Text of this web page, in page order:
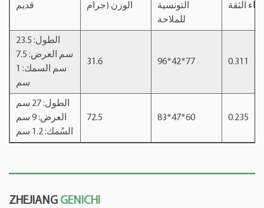
قديم الوزن (جرام
التونسية
للملاحة
بناء الثقة
الطول: 23.5
سم العرض: 7.5
سم السمك: 1
سم
31.6 96*42*77 0.311
الطول: 27 سم
العرض: 9 سم
السُمك: 1.2 سم
72.5 83*47*60 0.235
ZHEJIANG GENICHI